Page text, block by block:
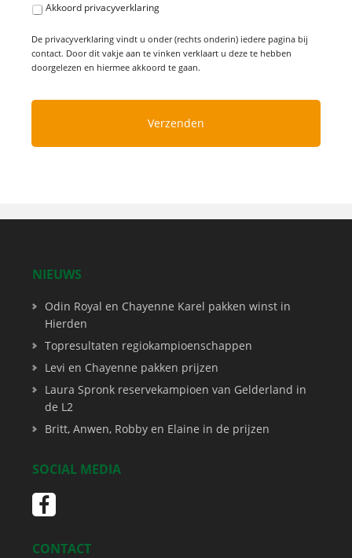
Akkoord privacyverklaring
De privacyverklaring vindt u onder (rechts onderin) iedere pagina bij
contact. Door dit vakje aan te vinken verklaart u deze te hebben
doorgelezen en hiermee akkoord te gaan.
NIEUWS
Odin Royal en Chayenne Karel pakken winst in
Hierden
Topresultaten regiokampioenschappen
Levi en Chayenne pakken prijzen
Laura Spronk reservekampioen van Gelderland in
de L2
Britt, Anwen, Robby en Elaine in de prijzen
SOCIAL MEDIA
CONTACT